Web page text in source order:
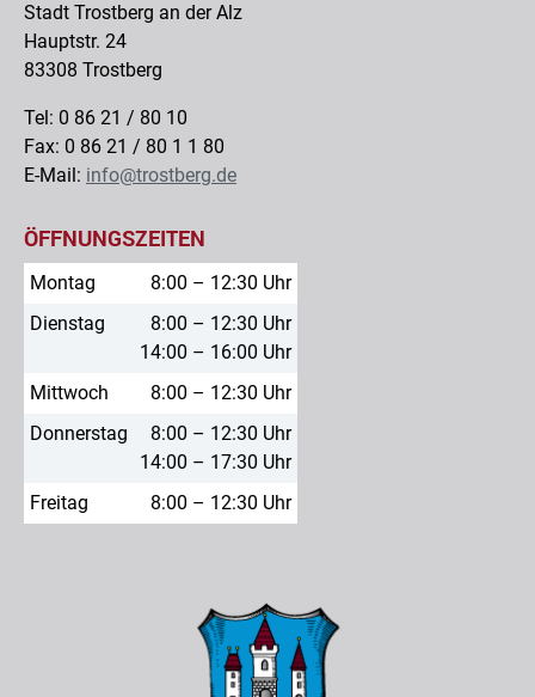
Stadt Trostberg an der Alz
Hauptstr. 24
83308 Trostberg
Tel: 0 86 21 / 80 10
Fax: 0 86 21 / 80 1 1 80
E-Mail: info@trostberg.de
ÖFFNUNGSZEITEN
Montag
8:00 – 12:30 Uhr
Dienstag
8:00 – 12:30 Uhr
14:00 – 16:00 Uhr
Mittwoch
8:00 – 12:30 Uhr
Donnerstag
8:00 – 12:30 Uhr
14:00 – 17:30 Uhr
Freitag
8:00 – 12:30 Uhr